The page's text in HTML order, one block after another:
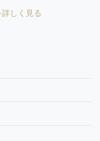
しく見る